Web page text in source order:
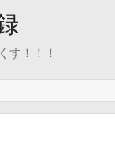
す！！！